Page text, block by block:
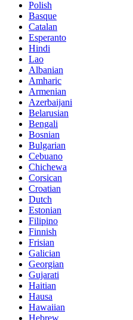
Polish
Basque
Catalan
Esperanto
Hindi
Lao
Albanian
Amharic
Armenian
Azerbaijani
Belarusian
Bengali
Bosnian
Bulgarian
Cebuano
Chichewa
Corsican
Croatian
Dutch
Estonian
Filipino
Finnish
Frisian
Galician
Georgian
Gujarati
Haitian
Hausa
Hawaiian